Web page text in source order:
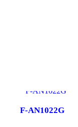
F-AN1022G